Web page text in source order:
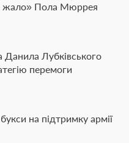
жало» Пола Мюррея
Лубківського
перемоги
на підтримку армії